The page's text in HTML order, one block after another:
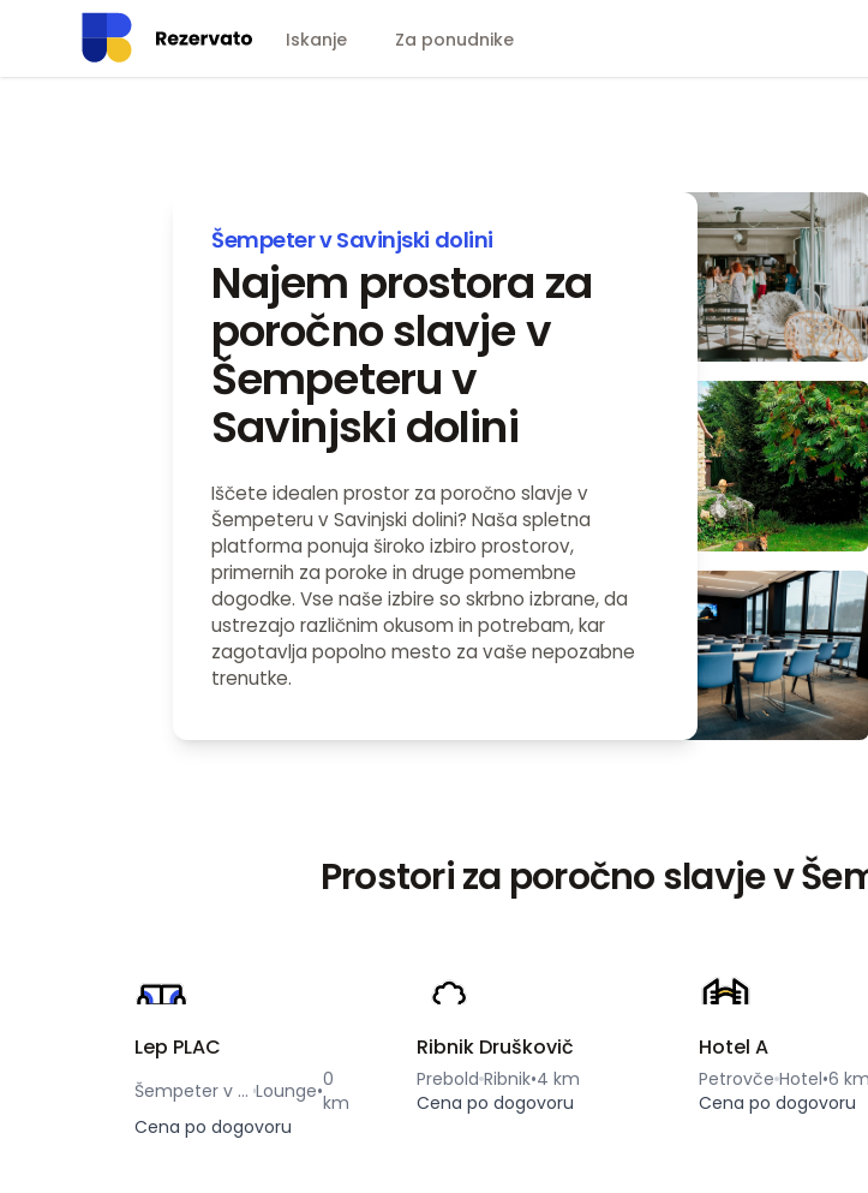
Iskanje Za ponudnike
Šempeter v Savinjski dolini
Najem prostora za
poročno slavje v
Šempeteru v
Savinjski dolini
Iščete idealen prostor za poročno slavje v
Šempeteru v Savinjski dolini? Naša spletna
platforma ponuja široko izbiro prostorov,
primernih za poroke in druge pomembne
dogodke. Vse naše izbire so skrbno izbrane, da
ustrezajo različnim okusom in potrebam, kar
zagotavlja popolno mesto za vaše nepozabne
trenutke.
Prostori za poročno slavje v
Lep PLAC
Šempeter v Savinjski dolini Lounge•0
km
Cena po dogovoru
Ribnik Druškovič
Prebold Ribnik•4 km
Cena po dogovoru
Hotel A
Petrovče Hotel•6 km
Cena po dogovoru